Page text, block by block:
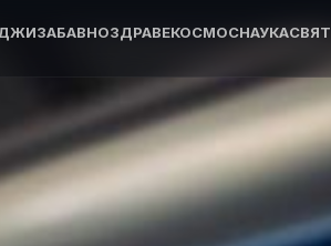
ЗАБАВНОЗДРАВЕКОСМОСНАУКАСВЯТ